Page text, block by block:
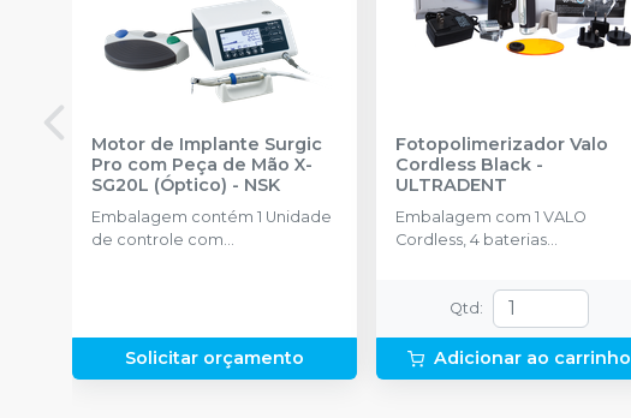
Motor de Implante Surgic
Pro com Peça de Mão X-
SG20L (Óptico) - NSK
Embalagem contém 1 Unidade
de controle com
(Redução 20:1) Tudo de
irrigação (5 peças) e outros
Solicitar orçamento
Fotopolimerizador Valo
Cordless Black -
ULTRADENT
Embalagem com 1 VALO
Cordless, 4 baterias
protetor de luz
Qtd :
Adicionar ao carrinho